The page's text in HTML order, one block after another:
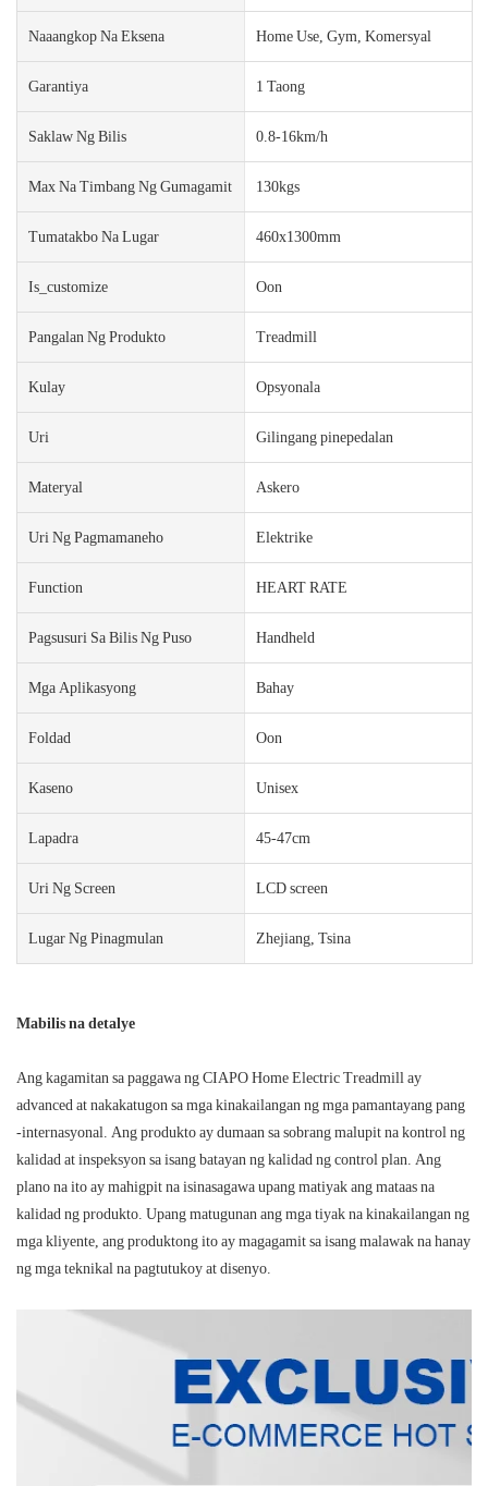
Naaangkop Na Eksena Home Use, Gym, Komersyal
Garantiya 1 Taong
Saklaw Ng Bilis 0.8-16km/h
Max Na Timbang Ng Gumagamit 130kgs
Tumatakbo Na Lugar 460x1300mm
Is_customize Oon
Pangalan Ng Produkto Treadmill
Kulay Opsyonala
Uri Gilingang pinepedalan
Materyal Askero
Uri Ng Pagmamaneho Elektrike
Function HEART RATE
Pagsusuri Sa Bilis Ng Puso Handheld
Mga Aplikasyong Bahay
Foldad Oon
Kaseno Unisex
Lapadra 45-47cm
Uri Ng Screen LCD screen
Lugar Ng Pinagmulan Zhejiang, Tsina
Mabilis na detalye
Ang kagamitan sa paggawa ng CIAPO Home Electric Treadmill ay
advanced at nakakatugon sa mga kinakailangan ng mga pamantayang pang
-internasyonal. Ang produkto ay dumaan sa sobrang malupit na kontrol ng
kalidad at inspeksyon sa isang batayan ng kalidad ng control plan. Ang
plano na ito ay mahigpit na isinasagawa upang matiyak ang mataas na
kalidad ng produkto. Upang matugunan ang mga tiyak na kinakailangan ng
mga kliyente, ang produktong ito ay magagamit sa isang malawak na hanay
ng mga teknikal na pagtutukoy at disenyo.